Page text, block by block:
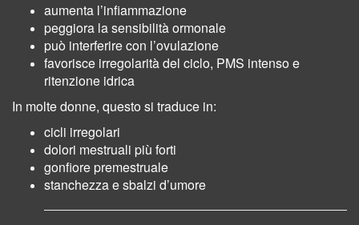
aumenta l’infiammazione
peggiora la sensibilità ormonale
può interferire con l’ovulazione
favorisce irregolarità del ciclo, PMS intenso e
ritenzione idrica
In molte donne, questo si traduce in:
cicli irregolari
dolori mestruali più forti
gonfiore premestruale
stanchezza e sbalzi d’umore